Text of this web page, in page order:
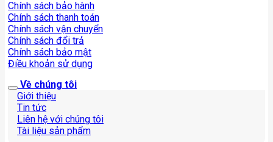
Chính sách bảo hành
Chính sách thanh toán
Chính sách vận chuyển
Chính sách đổi trả
Chính sách bảo mật
Điều khoản sử dụng
Về chúng tôi
Giới thiệu
Tin tức
Liên hệ với chúng tôi
Tài liệu sản phẩm